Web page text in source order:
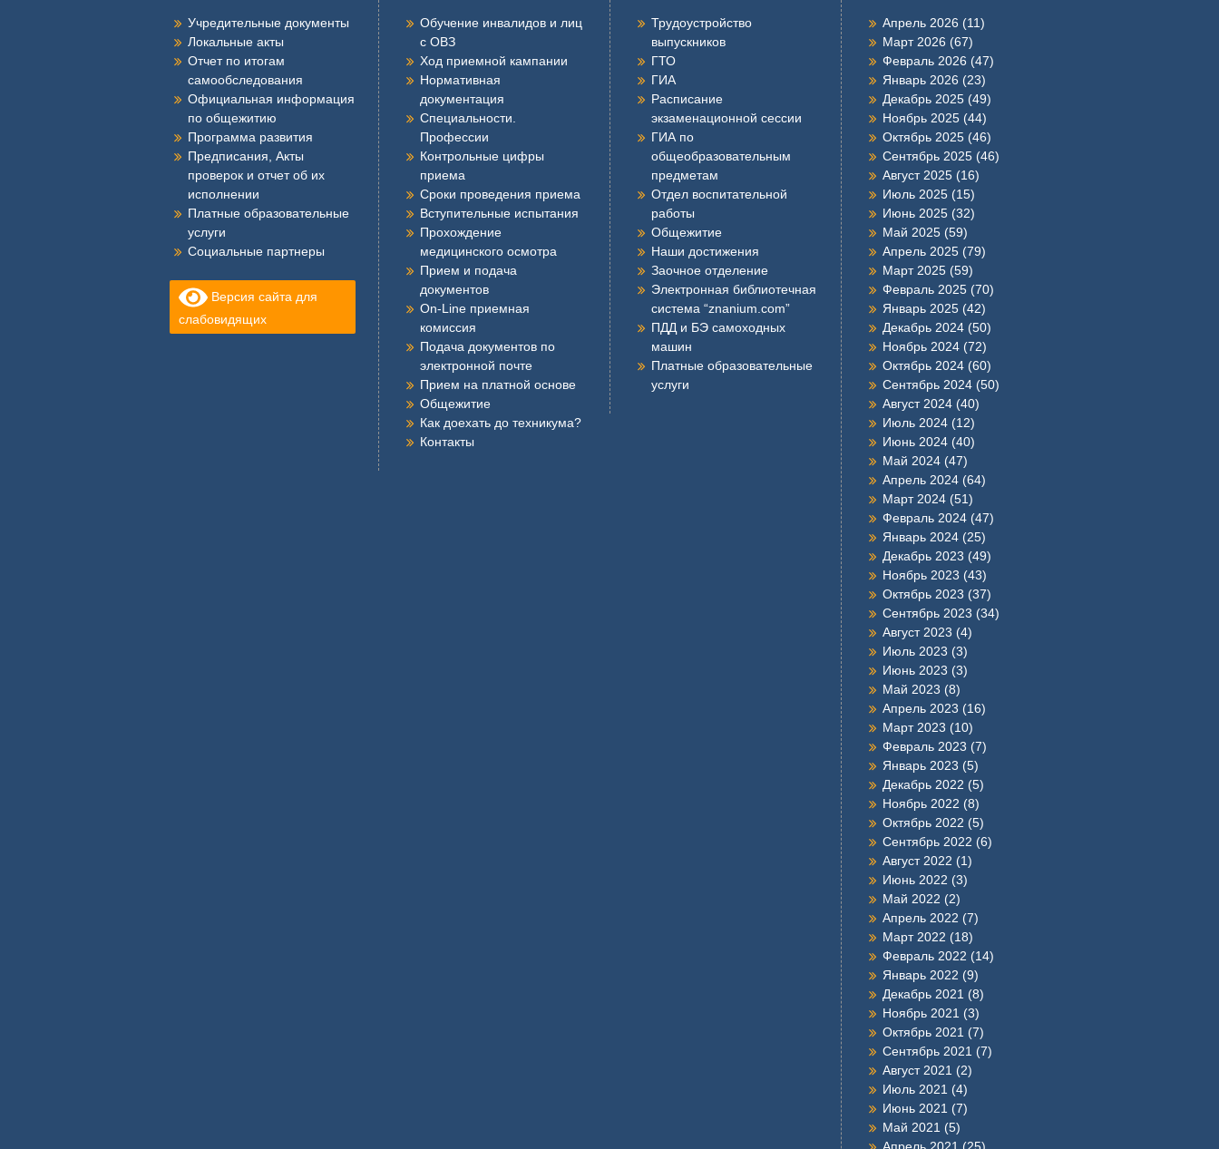
Учредительные документы
Локальные акты
Отчет по итогам
самообследования
Официальная информация
по общежитию
Программа развития
Предписания, Акты
проверок и отчет об их
исполнении
Платные образовательные
услуги
Социальные партнеры
Версия сайта для
слабовидящих
Обучение инвалидов и лиц
с ОВЗ
Ход приемной кампании
Нормативная
документация
Специальности.
Профессии
Контрольные цифры
приема
Сроки проведения приема
Вступительные испытания
Прохождение
медицинского осмотра
Прием и подача
документов
On-Line приемная
комиссия
Подача документов по
электронной почте
Прием на платной основе
Общежитие
Как доехать до техникума?
Контакты
Трудоустройство
выпускников
ГТО
ГИА
Расписание
экзаменационной сессии
ГИА по
общеобразовательным
предметам
Отдел воспитательной
работы
Общежитие
Наши достижения
Заочное отделение
Электронная библиотечная
система “znanium.com”
ПДД и БЭ самоходных
машин
Платные образовательные
услуги
Апрель 2026 (11)
Март 2026 (67)
Февраль 2026 (47)
Январь 2026 (23)
Декабрь 2025 (49)
Ноябрь 2025 (44)
Октябрь 2025 (46)
Сентябрь 2025 (46)
Август 2025 (16)
Июль 2025 (15)
Июнь 2025 (32)
Май 2025 (59)
Апрель 2025 (79)
Март 2025 (59)
Февраль 2025 (70)
Январь 2025 (42)
Декабрь 2024 (50)
Ноябрь 2024 (72)
Октябрь 2024 (60)
Сентябрь 2024 (50)
Август 2024 (40)
Июль 2024 (12)
Июнь 2024 (40)
Май 2024 (47)
Апрель 2024 (64)
Март 2024 (51)
Февраль 2024 (47)
Январь 2024 (25)
Декабрь 2023 (49)
Ноябрь 2023 (43)
Октябрь 2023 (37)
Сентябрь 2023 (34)
Август 2023 (4)
Июль 2023 (3)
Июнь 2023 (3)
Май 2023 (8)
Апрель 2023 (16)
Март 2023 (10)
Февраль 2023 (7)
Январь 2023 (5)
Декабрь 2022 (5)
Ноябрь 2022 (8)
Октябрь 2022 (5)
Сентябрь 2022 (6)
Август 2022 (1)
Июнь 2022 (3)
Май 2022 (2)
Апрель 2022 (7)
Март 2022 (18)
Февраль 2022 (14)
Январь 2022 (9)
Декабрь 2021 (8)
Ноябрь 2021 (3)
Октябрь 2021 (7)
Сентябрь 2021 (7)
Август 2021 (2)
Июль 2021 (4)
Июнь 2021 (7)
Май 2021 (5)